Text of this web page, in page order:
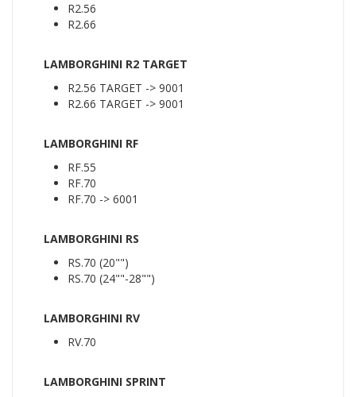
R2.56
R2.66
LAMBORGHINI R2 TARGET
R2.56 TARGET -> 9001
R2.66 TARGET -> 9001
LAMBORGHINI RF
RF.55
RF.70
RF.70 -> 6001
LAMBORGHINI RS
RS.70 (20"")
RS.70 (24""-28"")
LAMBORGHINI RV
RV.70
LAMBORGHINI SPRINT